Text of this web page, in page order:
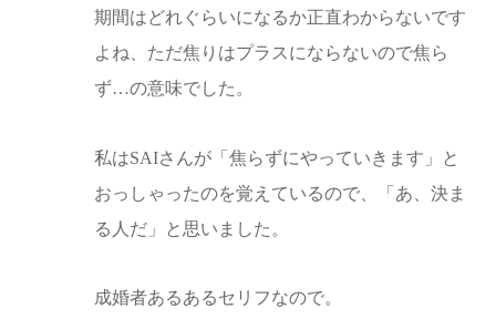
期間はどれぐらいになるか正直わからないです
よね、ただ焦りはプラスにならないので焦ら
ず…の意味でした。
私はSAIさんが「焦らずにやっていきます」と
おっしゃったのを覚えているので、「あ、決ま
る人だ」と思いました。
成婚者あるあるセリフなので。